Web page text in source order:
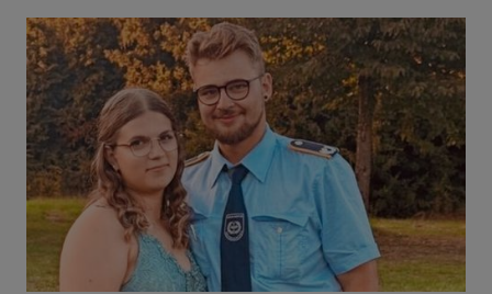
Mit Herzblut die Gemeinschaft leben